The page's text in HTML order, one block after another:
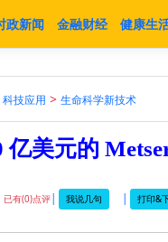
政新闻 金融财经 健康生
科技应用 > 生命科学新技术
亿美元的
已有(0)点评| 我说几句 | 打印&